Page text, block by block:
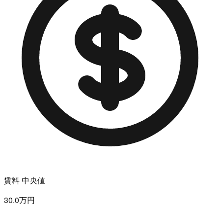
賃料 中央値
30.0万円